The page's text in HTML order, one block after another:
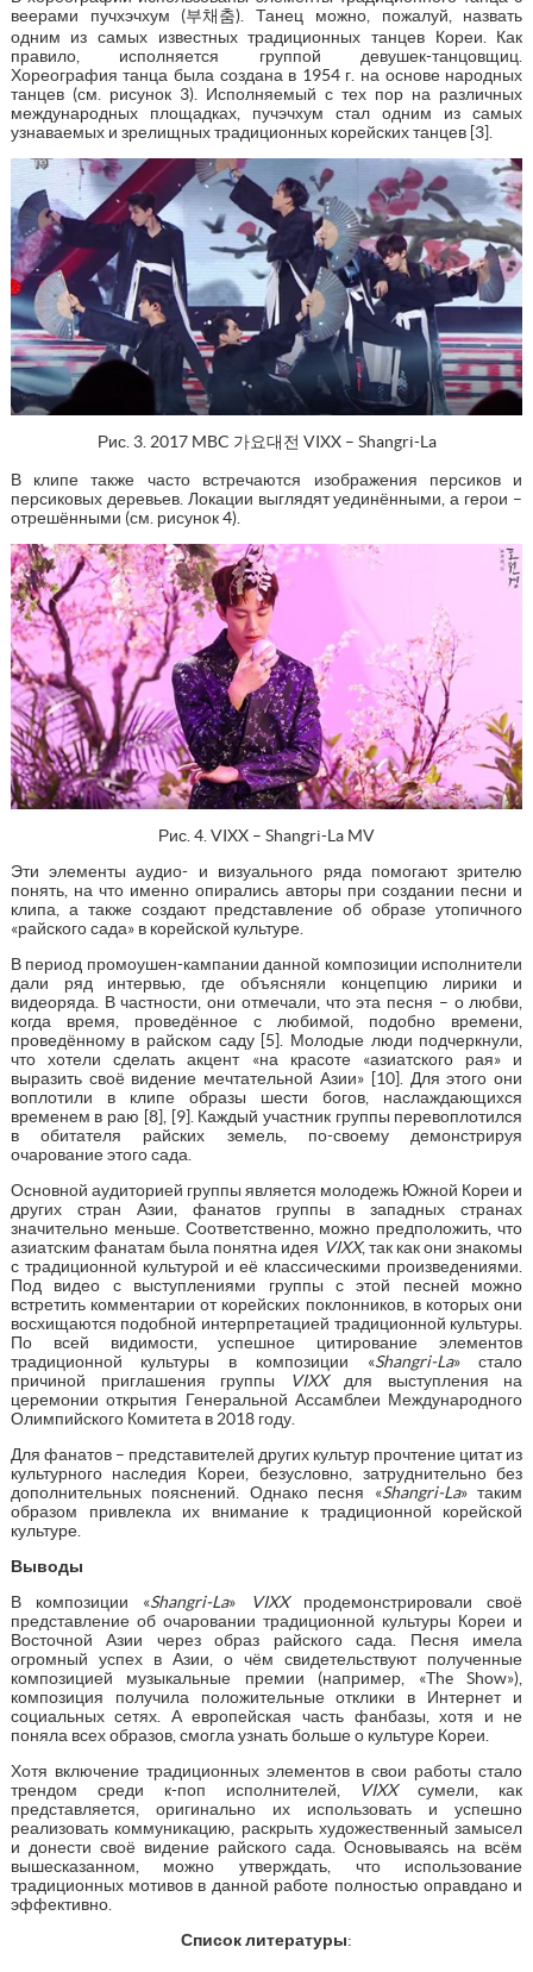
веерами пучхэчхум (부채춤). Танец можно, пожалуй, назвать
одним из самых известных традиционных танцев Кореи. Как
правило, исполняется группой девушек-танцовщиц.
Хореография танца была создана в 1954 г. на основе народных
танцев (см. рисунок 3). Исполняемый с тех пор на различных
международных площадках, пучэчхум стал одним из самых
узнаваемых и зрелищных традиционных корейских танцев [3].
Рис. 3. 2017 MBC 가요대전 VIXX – Shangri-La
В клипе также часто встречаются изображения персиков и
персиковых деревьев. Локации выглядят уединёнными, а герои –
отрешёнными (см. рисунок 4).
Рис. 4. VIXX – Shangri-La MV
Эти элементы аудио- и визуального ряда помогают зрителю
понять, на что именно опирались авторы при создании песни и
клипа, а также создают представление об образе утопичного
«райского сада» в корейской культуре.
В период промоушен-кампании данной композиции исполнители
дали ряд интервью, где объясняли концепцию лирики и
видеоряда. В частности, они отмечали, что эта песня – о любви,
когда время, проведённое с любимой, подобно времени,
проведённому в райском саду [5]. Молодые люди подчеркнули,
что хотели сделать акцент «на красоте «азиатского рая» и
выразить своё видение мечтательной Азии» [10]. Для этого они
воплотили в клипе образы шести богов, наслаждающихся
временем в раю [8], [9]. Каждый участник группы перевоплотился
в обитателя райских земель, по-своему демонстрируя
очарование этого сада.
Основной аудиторией группы является молодежь Южной Кореи и
других стран Азии, фанатов группы в западных странах
значительно меньше. Соответственно, можно предположить, что
азиатским фанатам была понятна идея VIXX, так как они знакомы
с традиционной культурой и её классическими произведениями.
Под видео с выступлениями группы с этой песней можно
встретить комментарии от корейских поклонников, в которых они
восхищаются подобной интерпретацией традиционной культуры.
По всей видимости, успешное цитирование элементов
традиционной культуры в композиции «Shangri-La» стало
причиной приглашения группы
VIXXдля выступления на
церемонии открытия Генеральной Ассамблеи Международного
Олимпийского Комитета в 2018 году.
Для фанатов – представителей других культур прочтение цитат из
культурного наследия Кореи, безусловно, затруднительно без
дополнительных пояснений. Однако песня «Shangri-La» таким
образом привлекла их внимание к традиционной корейской
культуре.
Выводы
В композиции «Shangri-La» VIXXпродемонстрировали своё
представление об очаровании традиционной культуры Кореи и
Восточной Азии через образ райского сада. Песня имела
огромный успех в Азии, о чём свидетельствуют полученные
композицией музыкальные премии (например, «The Show»),
композиция получила положительные отклики в Интернет и
социальных сетях. А европейская часть фанбазы, хотя и не
поняла всех образов, смогла узнать больше о культуре Кореи.
Хотя включение традиционных элементов в свои работы стало
трендом среди к-поп исполнителей, VIXXсумели, как
представляется, оригинально их использовать и успешно
реализовать коммуникацию, раскрыть художественный замысел
и донести своё видение райского сада. Основываясь на всём
вышесказанном, можно утверждать, что использование
традиционных мотивов в данной работе полностью оправдано и
эффективно.
Список литературы: